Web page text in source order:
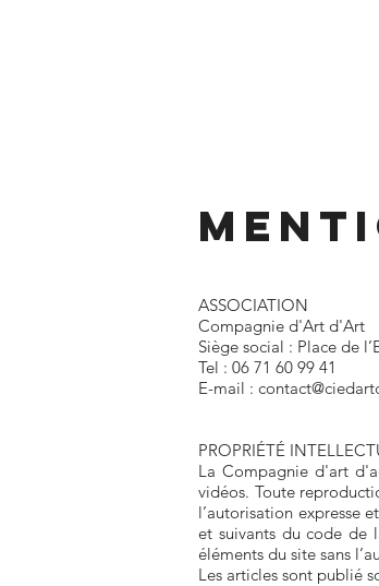
ASSOCIATION
Compagnie d'Art d'Art
Siège social : Place de
Tel : 06 71 60 99 41
E-mail :
PROPRIÉTÉ
La Compagnie d'art
vidéos. Toute
l’autorisation expresse
et suivants du code de
éléments du site sans
Les articles sont publié